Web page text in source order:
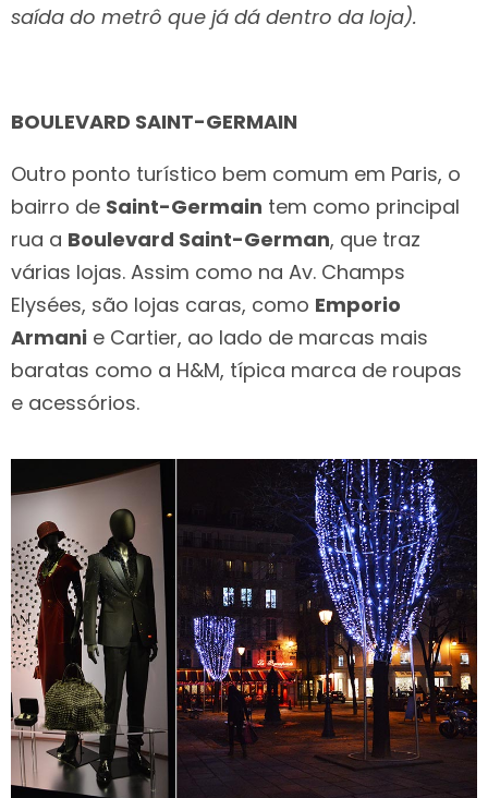
saída do metrô que já dá dentro da loja).
BOULEVARD SAINT-GERMAIN
Outro ponto turístico bem comum em Paris, o
bairro de Saint-Germain tem como principal
rua a Boulevard Saint-German, que traz
várias lojas. Assim como na Av. Champs
Elysées, são lojas caras, como Emporio
Armani e Cartier, ao lado de marcas mais
baratas como a H&M, típica marca de roupas
e acessórios.